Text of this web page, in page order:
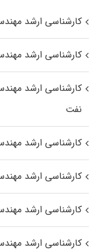
کارشناسی ارشد
کارشناسی ارشد
کارشناسی ارشد
نفت
کارشناسی ارشد
کارشناسی ارشد
کارشناسی ارشد
کارشناسی ارشد